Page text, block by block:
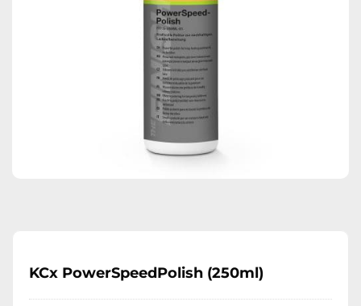
KCx PowerSpeedPolish (250ml)